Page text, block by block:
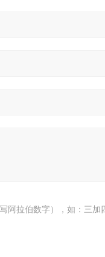
阿拉伯数字），如：三加